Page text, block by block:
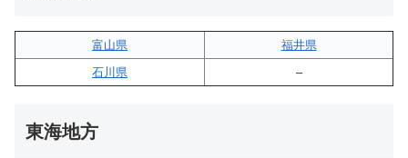
富山県
福井県
石川県
–
東海地方